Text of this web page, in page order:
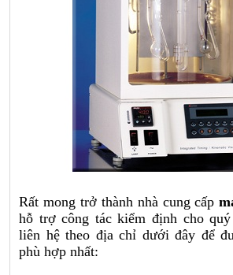
Rất mong trở thành nhà cung cấp
hỗ trợ công tác kiểm định cho
liên hệ theo địa chỉ dưới đây để
phù hợp nhất: